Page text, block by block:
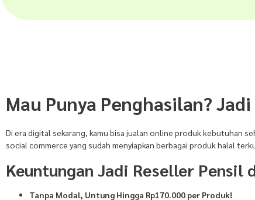
Mau Punya Penghasilan?
Di era digital sekarang, kamu bisa jualan online produk kebutuhan
social commerce yang sudah menyiapkan berbagai produk halal
Keuntungan Jadi Reseller Pensil
Tanpa Modal, Untung Hingga Rp170.000 per Produk!